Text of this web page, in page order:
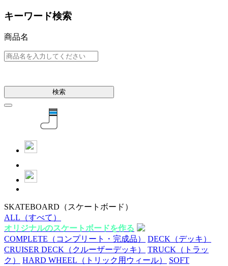
キーワード検索
商品名
検索
SKATEBOARD （スケートボード）
ALL （すべて）
オリジナルのスケートボードを作る
COMPLETE （コンプリート・完成品） DECK （デッキ）
CRUISER DECK （クルーザーデッキ） TRUCK （トラッ
ク）
HARD WHEEL （トリック用ウィール）
SOFT